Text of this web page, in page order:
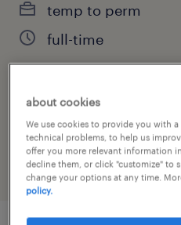
temp to perm
full-time
job category
engineering
about cookies
We use cookies to provide you with
technical problems, to help us
offer you more relevant information
decline them, or click "customize" to
change your options at any time.
policy.